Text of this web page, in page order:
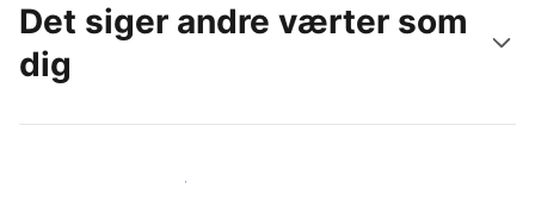
Det siger andre værter som
dig
Slut dig til andre værter som dig